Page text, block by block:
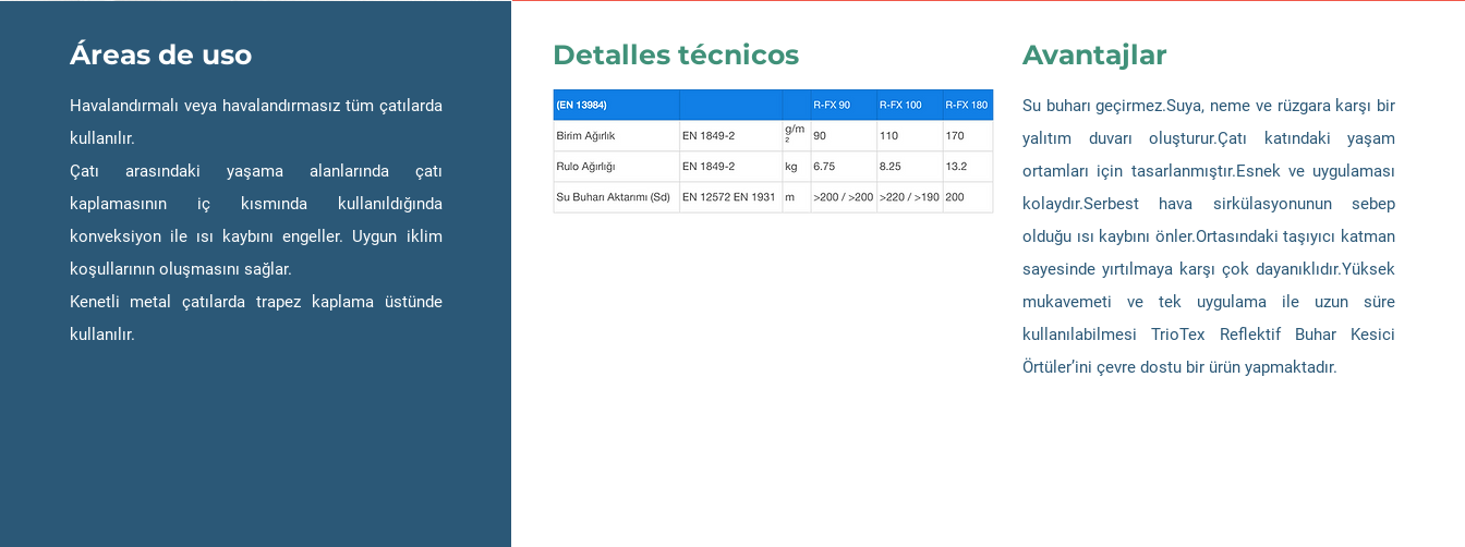
Áreas de uso
Havalandırmalı veya havalandırmasız tüm çatılarda
kullanılır.
Çatı arasındaki yaşama alanlarında çatı
kaplamasının iç kısmında kullanıldığında
konveksiyon ile ısı kaybını engeller. Uygun iklim
koşullarının oluşmasını sağlar.
Kenetli metal çatılarda trapez kaplama üstünde
kullanılır.
Detalles técnicos Avantajlar
Su buharı geçirmez.Suya, neme ve rüzgara karşı bir
yalıtım duvarı oluşturur.Çatı katındaki yaşam
ortamları için tasarlanmıştır.Esnek ve uygulaması
kolaydır.Serbest hava sirkülasyonunun sebep
olduğu ısı kaybını önler.Ortasındaki taşıyıcı katman
sayesinde yırtılmaya karşı çok dayanıklıdır.Yüksek
mukavemeti ve tek uygulama ile uzun süre
kullanılabilmesi TrioTex Reflektif Buhar Kesici
Örtüler’ini çevre dostu bir ürün yapmaktadır.